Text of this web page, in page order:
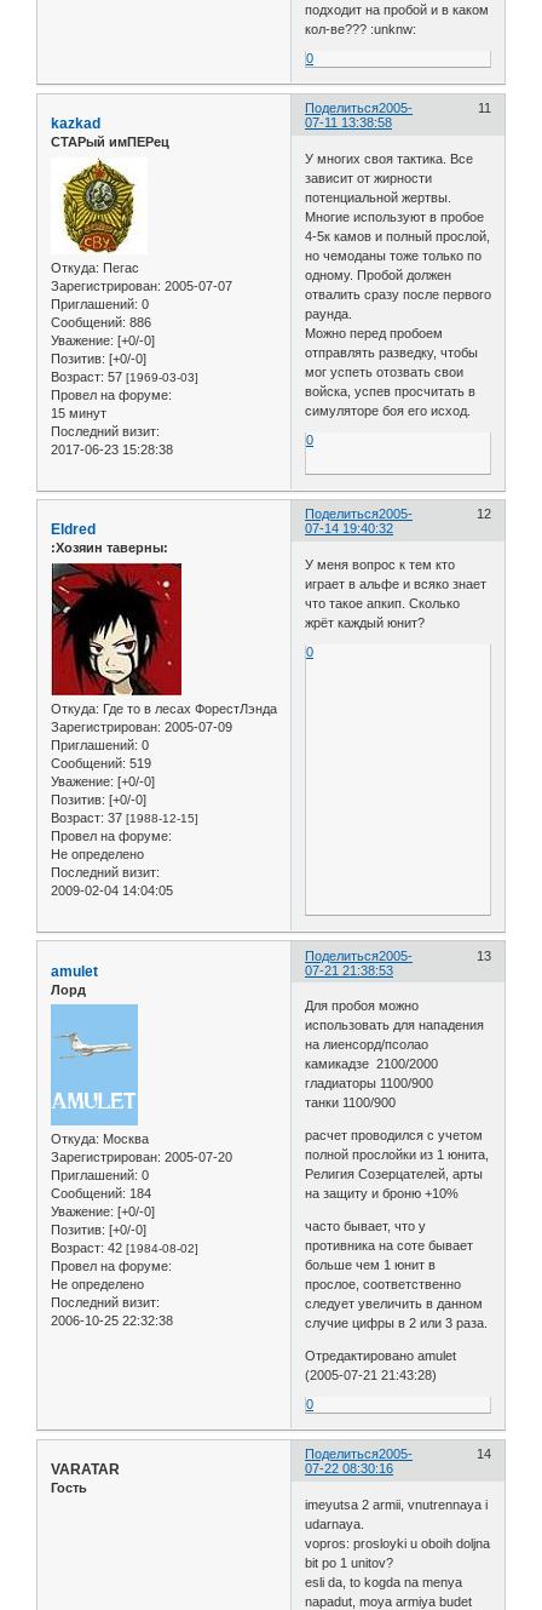
подходит на пробой и в каком
кол-ве??? :unknw:
0
Поделиться 11
2005-
07-11 13:38:58
kazkad
СТАРый имПЕРец
Откуда: Пегас
Зарегистрирован: 2005-07-07
Приглашений: 0
Сообщений: 886
Уважение: [+0/-0]
Позитив: [+0/-0]
Возраст: 57 [1969-03-03]
Провел на форуме:
15 минут
Последний визит:
2017-06-23 15:28:38
У многих своя тактика. Все
зависит от жирности
потенциальной жертвы.
Многие используют в пробое
4-5к камов и полный прослой,
но чемоданы тоже только по
одному. Пробой должен
отвалить сразу после первого
раунда.
Можно перед пробоем
отправлять разведку, чтобы
мог успеть отозвать свои
войска, успев просчитать в
симуляторе боя его исход.
0
Поделиться 12
2005-
07-14 19:40:32
Eldred
:Хозяин таверны:
Откуда: Где то в лесах ФорестЛэнда
Зарегистрирован: 2005-07-09
Приглашений: 0
Сообщений: 519
Уважение: [+0/-0]
Позитив: [+0/-0]
Возраст: 37 [1988-12-15]
Провел на форуме:
Не определено
Последний визит:
2009-02-04 14:04:05
У меня вопрос к тем кто
играет в альфе и всяко знает
что такое апкип. Сколько
жрёт каждый юнит?
0
Поделиться 13
2005-
07-21 21:38:53
amulet
Лорд
Откуда: Москва
Зарегистрирован: 2005-07-20
Приглашений: 0
Сообщений: 184
Уважение: [+0/-0]
Позитив: [+0/-0]
Возраст: 42 [1984-08-02]
Провел на форуме:
Не определено
Последний визит:
2006-10-25 22:32:38
Для пробоя можно
использовать для нападения
на лиенсорд/псолао
камикадзе 2100/2000
гладиаторы 1100/900
танки 1100/900
расчет проводился с учетом
полной прослойки из 1 юнита,
Религия Созерцателей, арты
на защиту и броню +10%
часто бывает, что у
противника на соте бывает
больше чем 1 юнит в
прослое, соответственно
следует увеличить в данном
случие цифры в 2 или 3 раза.
Отредактировано amulet
(2005-07-21 21:43:28)
0
Поделиться 14
2005-
07-22 08:30:16
VARATAR
Гость
imeyutsa 2 armii, vnutrennaya i
udarnaya.
vopros: prosloyki u oboih doljna
bit po 1 unitov?
esli da, to kogda na menya
napadut, moya armiya budet